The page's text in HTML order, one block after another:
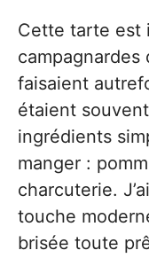
Cette tarte est
campagnardes
faisaient
étaient
ingrédients
manger :
charcuterie.
touche
brisée toute